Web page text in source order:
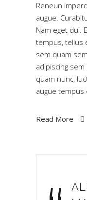
Reneun
augue.
Nam eget dui.
tempus, tellus
sem quam
adipiscing
quam nunc,
augue tempus
Read More